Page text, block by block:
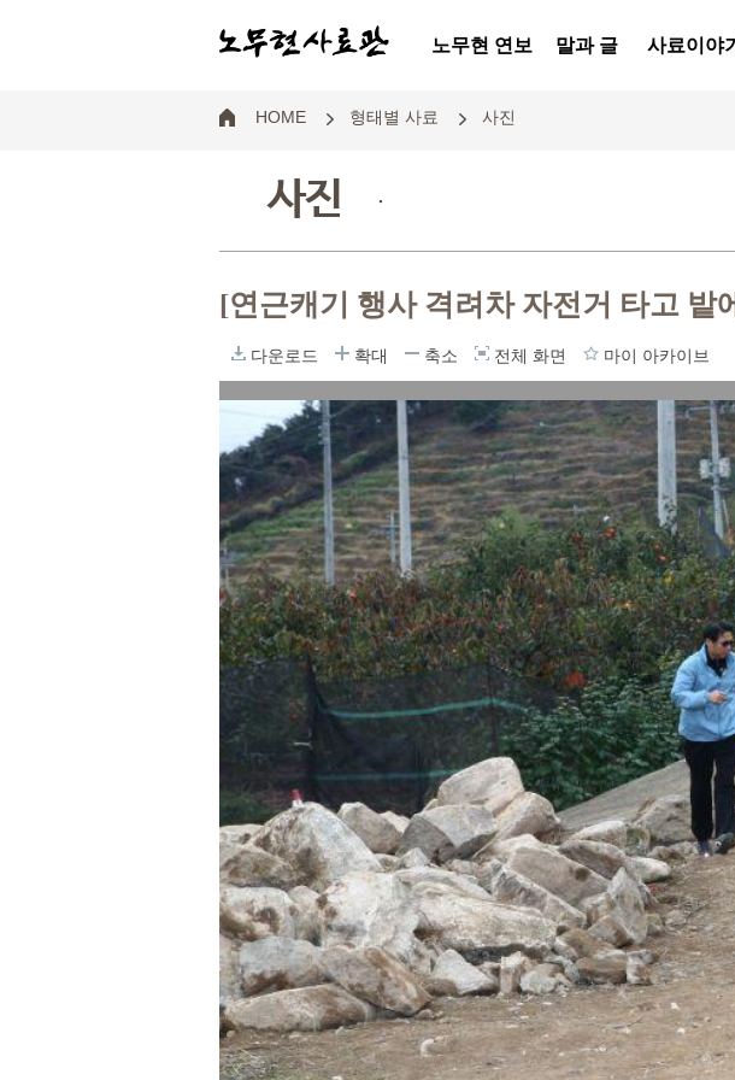
노무현 연보 말과 글 사료이야기
HOME 형태별 사료 사진
사진 .
[연근캐기 행사 격려차 자전거 타고 밭
다운로드 확대 축소 전체 화면 마이 아카이브